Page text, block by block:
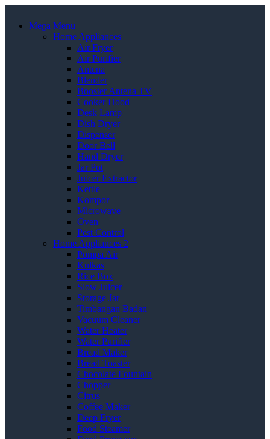
Mega Menu
Home Appliances
Air Fryer
Air Purifier
Antena
Blender
Booster Antena TV
Cooker Hood
Desk Lamp
Dish Dryer
Dispenser
Door Bell
Hand Dryer
Jar Pot
Juicer Extractor
Kettle
Kompor
Microwave
Oven
Pest Control
Home Appliances 2
Pompa Air
Kulkas
Rice Box
Slow Juicer
Storage Jar
Timbangan Badan
Vacuum Cleaner
Water Heater
Water Purifier
Bread Maker
Bread Toaster
Chocolate Fountain
Chopper
Citrus
Coffee Maker
Deep Fryer
Food Steamer